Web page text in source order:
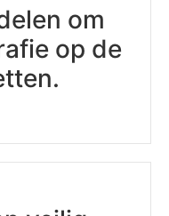
om
op de